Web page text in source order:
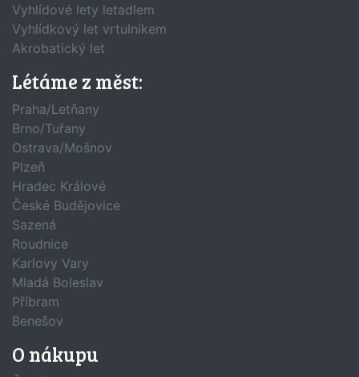
Vyhlídové lety letadlem
Vyhlídkový let vrtulníkem
Akrobatický let
Létáme z měst:
Praha/Letňany
Brno/Tuřany
Ostrava/Mošnov
Plzeň
Hradec Králové
České Budějovice
Sazená
Roudnice
Karlovy Vary
Mladá Boleslav
Příbram
Benešov
O nákupu